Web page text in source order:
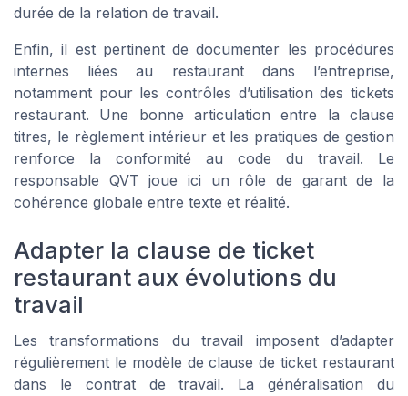
durée de la relation de travail.
Enfin, il est pertinent de documenter les procédures
internes liées au restaurant dans l’entreprise,
notamment pour les contrôles d’utilisation des tickets
restaurant. Une bonne articulation entre la clause
titres, le règlement intérieur et les pratiques de gestion
renforce la conformité au code du travail. Le
responsable QVT joue ici un rôle de garant de la
cohérence globale entre texte et réalité.
Adapter la clause de ticket
restaurant aux évolutions du
travail
Les transformations du travail imposent d’adapter
régulièrement le modèle de clause de ticket restaurant
dans le contrat de travail. La généralisation du